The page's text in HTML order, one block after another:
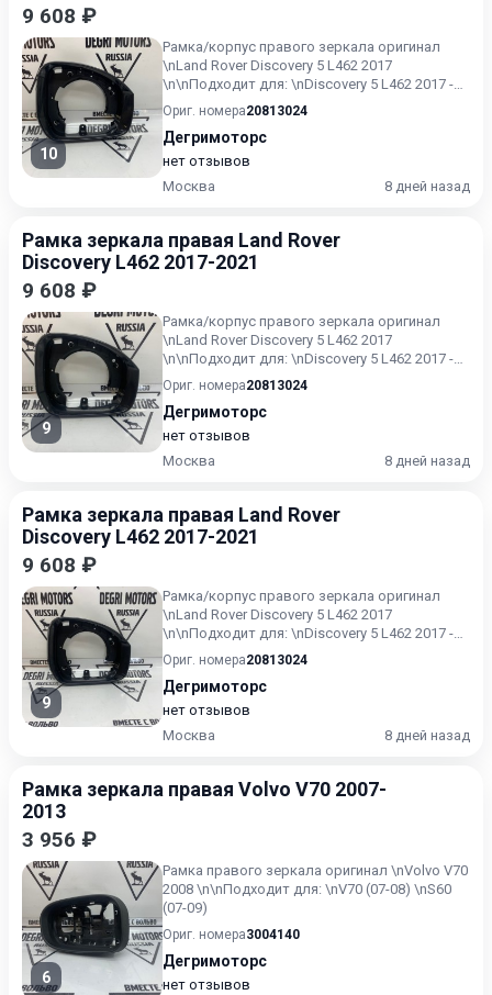
9 608 ₽
10
Рамка/корпус правого зеркала оригинал
\nLand Rover Discovery 5 L462 2017
\n\nПодходит для: \nDiscovery 5 L462 2017 -
&gt;
Ориг. номера20813024
Дегримоторс
нет отзывов
Москва
8 дней назад
Рамка зеркала правая Land Rover
Discovery L462 2017-2021
9 608 ₽
9
Рамка/корпус правого зеркала оригинал
\nLand Rover Discovery 5 L462 2017
\n\nПодходит для: \nDiscovery 5 L462 2017 -
&gt;
Ориг. номера20813024
Дегримоторс
нет отзывов
Москва
8 дней назад
Рамка зеркала правая Land Rover
Discovery L462 2017-2021
9 608 ₽
9
Рамка/корпус правого зеркала оригинал
\nLand Rover Discovery 5 L462 2017
\n\nПодходит для: \nDiscovery 5 L462 2017 -
&gt;
Ориг. номера20813024
Дегримоторс
нет отзывов
Москва
8 дней назад
Рамка зеркала правая Volvo V70 2007-
2013
3 956 ₽
6
Рамка правого зеркала оригинал \nVolvo V70
2008 \n\nПодходит для: \nV70 (07-08) \nS60
(07-09)
Ориг. номера3004140
Дегримоторс
нет отзывов